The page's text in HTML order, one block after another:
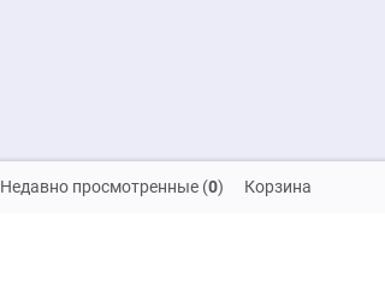
Недавно просмотренные (0) Корзина